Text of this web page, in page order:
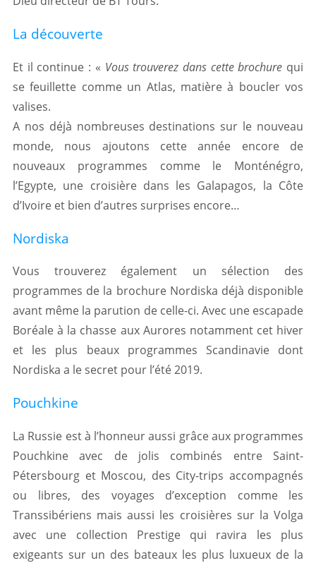
La découverte
Et il continue : « Vous trouverez dans cette brochure qui
se feuillette comme un Atlas, matière à boucler vos
valises.
A nos déjà nombreuses destinations sur le nouveau
monde, nous ajoutons cette année encore de
nouveaux programmes comme le Monténégro,
l’Egypte, une croisière dans les Galapagos, la Côte
d’Ivoire et bien d’autres surprises encore…
Nordiska
Vous trouverez également un sélection des
programmes de la brochure Nordiska déjà disponible
avant même la parution de celle-ci. Avec une escapade
Boréale à la chasse aux Aurores notamment cet hiver
et les plus beaux programmes Scandinavie dont
Nordiska a le secret pour l’été 2019.
Pouchkine
La Russie est à l’honneur aussi grâce aux programmes
Pouchkine avec de jolis combinés entre Saint-
Pétersbourg et Moscou, des City-trips accompagnés
ou libres, des voyages d’exception comme les
Transsibériens mais aussi les croisières sur la Volga
avec une collection Prestige qui ravira les plus
exigeants sur un des bateaux les plus luxueux de la